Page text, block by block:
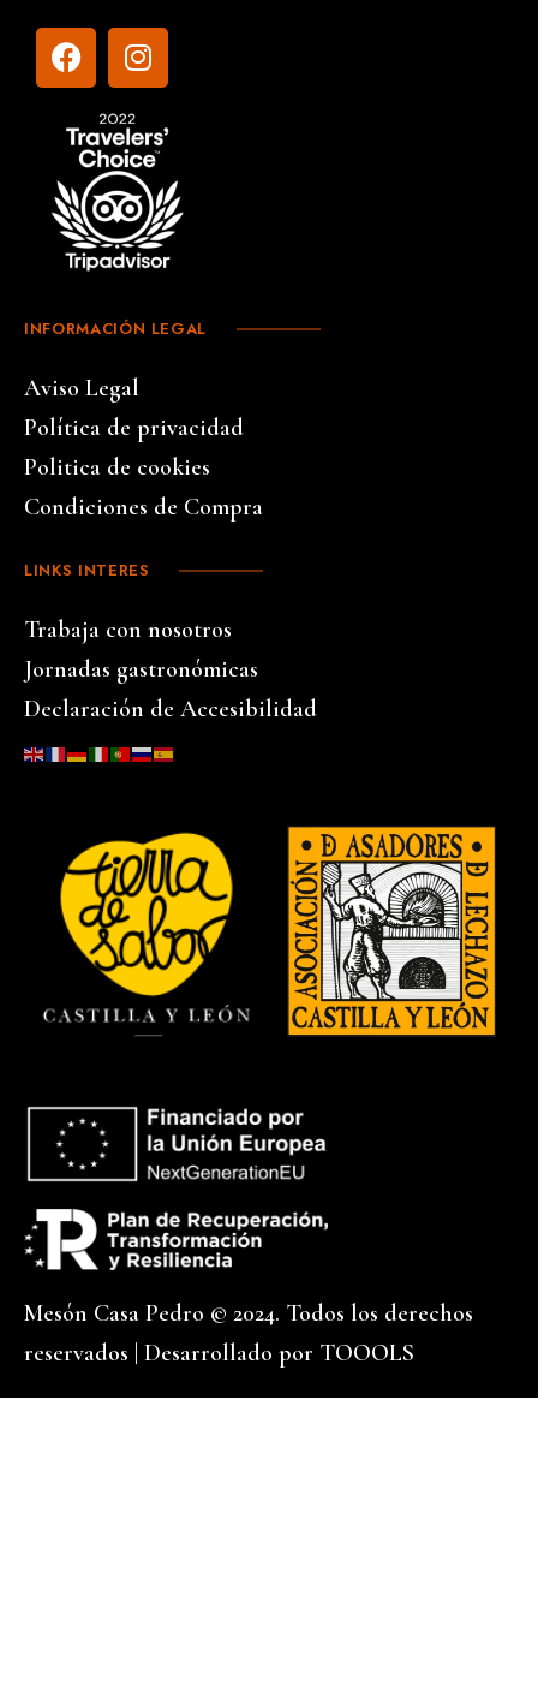
INFORMACIÓN LEGAL
Aviso Legal
Política de privacidad
Politica de cookies
Condiciones de Compra
LINKS INTERES
Trabaja con nosotros
Jornadas gastronómicas
Declaración de Accesibilidad
Mesón Casa Pedro © 2024. Todos los derechos
reservados | Desarrollado por TOOOLS